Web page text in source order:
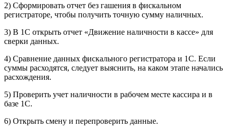
2) Сформировать отчет без гашения в фискальном
регистраторе, чтобы получить точную сумму наличных.
3) В 1С открыть отчет «Движение наличности в кассе» для
сверки данных.
4) Сравнение данных фискального регистратора и 1С. Если
суммы расходятся, следует выяснить, на каком этапе начались
расхождения.
5) Проверить учет наличности в рабочем месте кассира и в
базе 1С.
6) Открыть смену и перепроверить данные.